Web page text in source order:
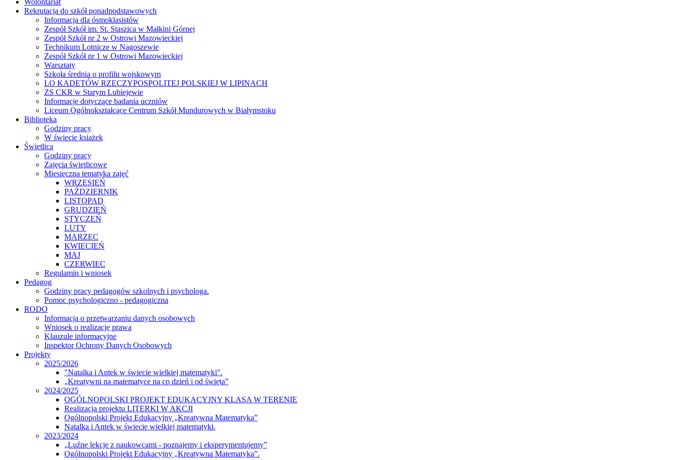
Wolontariat
Rekrutacja do szkół ponadpodstawowych
Informacja dla ósmoklasistów
Zespół Szkół im. St. Staszica w Małkini Górnej
Zespół Szkół nr 2 w Ostrowi Mazowieckiej
Technikum Lotnicze w Nagoszewie
Zespół Szkół nr 1 w Ostrowi Mazowieckiej
Warsztaty
Szkoła średnia o profilu wojskowym
LO KADETÓW RZECZYPOSPOLITEJ POLSKIEJ W LIPINACH
ZS CKR w Starym Lubiejewie
Informacje dotyczące badania uczniów
Liceum Ogólnokształcące Centrum Szkół Mundurowych w Białymstoku
Biblioteka
Godziny pracy
W świecie ksiażek
Świetlica
Godziny pracy
Zajęcia świetlicowe
Miesięczna tematyka zajęć
WRZESIEŃ
PAŹDZIERNIK
LISTOPAD
GRUDZIEŃ
STYCZEŃ
LUTY
MARZEC
KWIECIEŃ
MAJ
CZERWIEC
Regulamin i wniosek
Pedagog
Godziny pracy pedagogów szkolnych i psychologa.
Pomoc psychologiczno - pedagogiczna
RODO
Informacja o przetwarzaniu danych osobowych
Wniosek o realizację prawa
Klauzule informacyjne
Inspektor Ochrony Danych Osobowych
Projekty
2025/2026
"Natalka i Antek w świecie wielkiej matematyki".
„Kreatywni na matematyce na co dzień i od święta”
2024/2025
OGÓLNOPOLSKI PROJEKT EDUKACYJNY KLASA W TERENIE
Realizacja projektu LITERKI W AKCJI
Ogólnopolski Projekt Edukacyjny „Kreatywna Matematyka”
Natalka i Antek w świecie wielkiej matematyki.
2023/2024
„Luźne lekcje z naukowcami - poznajemy i eksperymentujemy”
Ogólnopolski Projekt Edukacyjny „Kreatywna Matematyka”.